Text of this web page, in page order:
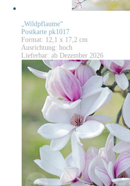
„Wildpflaume“
Postkarte pk1017
Format: 12,1 x 17,2 cm
Ausrichtung: hoch
Lieferbar: ab Dezember 2026